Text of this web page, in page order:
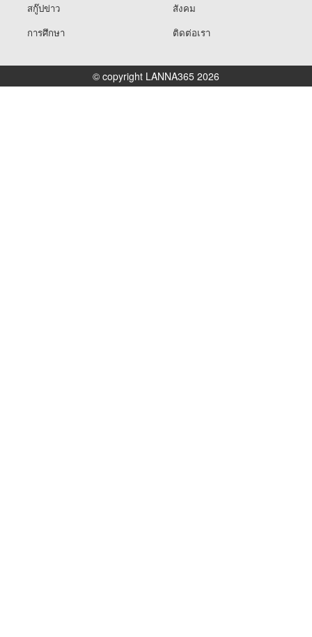
สกู๊ปข่าว
สังคม
การศึกษา
ติดต่อเรา
© copyright LANNA365 2026